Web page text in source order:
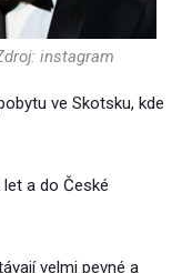
instagram
ve Skotsku, kde
a do České
velmi pevné a